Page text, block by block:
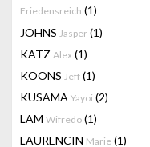
Friedensreich (1)
JOHNS Jasper (1)
KATZ Alex (1)
KOONS Jeff (1)
KUSAMA Yayoi (2)
LAM Wifredo (1)
LAURENCIN Marie (1)